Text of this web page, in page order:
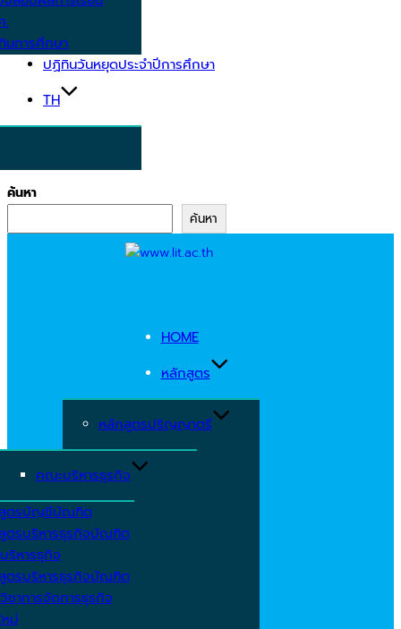
.
นการศึกษา
ปฏิทินวันหยุดประจำปีการศึกษา
TH
ค้นหา
ค้นหา
HOME
หลักสูตร
หลักสูตรปริญญาตรี
คณะบริหารธุรกิจ
ตรบัญชีบัณฑิต
ตรบริหารธุรกิจบัณฑิต
ริหารธุกิจ
ตรบริหารธุรกิจบัณฑิต
ชาการจัดการธุรกิจ
ม่